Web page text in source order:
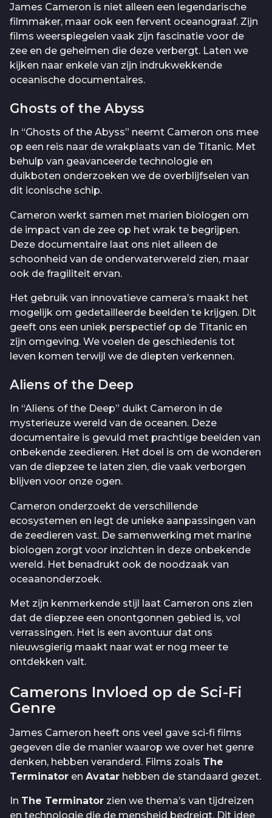
James Cameron is niet alleen een legendarische
filmmaker, maar ook een fervent oceanograaf. Zijn
films weerspiegelen vaak zijn fascinatie voor de
zee en de geheimen die deze verbergt. Laten we
kijken naar enkele van zijn indrukwekkende
oceanische documentaires.
Ghosts of the Abyss
In “Ghosts of the Abyss” neemt Cameron ons mee
op een reis naar de wrakplaats van de Titanic. Met
behulp van geavanceerde technologie en
duikboten onderzoeken we de overblijfselen van
dit iconische schip.
Cameron werkt samen met marien biologen om
de impact van de zee op het wrak te begrijpen.
Deze documentaire laat ons niet alleen de
schoonheid van de onderwaterwereld zien, maar
ook de fragiliteit ervan.
Het gebruik van innovatieve camera’s maakt het
mogelijk om gedetailleerde beelden te krijgen. Dit
geeft ons een uniek perspectief op de Titanic en
zijn omgeving. We voelen de geschiedenis tot
leven komen terwijl we de diepten verkennen.
Aliens of the Deep
In “Aliens of the Deep” duikt Cameron in de
mysterieuze wereld van de oceanen. Deze
documentaire is gevuld met prachtige beelden van
onbekende zeedieren. Het doel is om de wonderen
van de diepzee te laten zien, die vaak verborgen
blijven voor onze ogen.
Cameron onderzoekt de verschillende
ecosystemen en legt de unieke aanpassingen van
de zeedieren vast. De samenwerking met marine
biologen zorgt voor inzichten in deze onbekende
wereld. Het benadrukt ook de noodzaak van
oceaanonderzoek.
Met zijn kenmerkende stijl laat Cameron ons zien
dat de diepzee een onontgonnen gebied is, vol
verrassingen. Het is een avontuur dat ons
nieuwsgierig maakt naar wat er nog meer te
ontdekken valt.
Camerons Invloed op de Sci-Fi
Genre
James Cameron heeft ons veel gave sci-fi films
gegeven die de manier waarop we over het genre
denken, hebben veranderd. Films zoals The
Terminator en Avatar hebben de standaard gezet.
In The Terminator zien we thema’s van tijdreizen
en technologie die de mensheid bedreigt. Dit idee